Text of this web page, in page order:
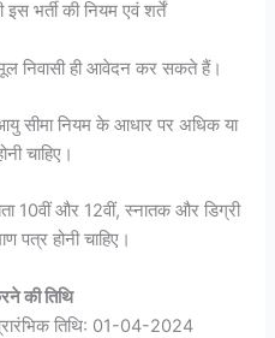
इस भर्ती की नियम एवं शर्तें
निवासी ही आवेदन कर सकते हैं।
सीमा नियम के आधार पर अधिक या
चाहिए।
10वीं और 12वीं, स्नातक और डिग्री
पत्र होनी चाहिए।
की तिथि
तिथि: 01-04-2024